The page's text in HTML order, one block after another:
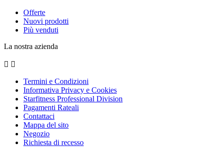
Offerte
Nuovi prodotti
Più venduti
La nostra azienda
 
Termini e Condizioni
Informativa Privacy e Cookies
Starfitness Professional Division
Pagamenti Rateali
Contattaci
Mappa del sito
Negozio
Richiesta di recesso